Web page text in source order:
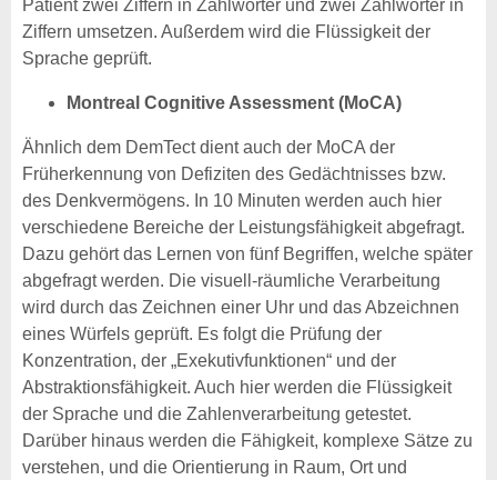
Patient zwei Ziffern in Zahlwörter und zwei Zahlwörter in
Ziffern umsetzen. Außerdem wird die Flüssigkeit der
Sprache geprüft.
Montreal Cognitive Assessment (MoCA)
Ähnlich dem DemTect dient auch der MoCA der
Früherkennung von Defiziten des Gedächtnisses bzw.
des Denkvermögens. In 10 Minuten werden auch hier
verschiedene Bereiche der Leistungsfähigkeit abgefragt.
Dazu gehört das Lernen von fünf Begriffen, welche später
abgefragt werden. Die visuell-räumliche Verarbeitung
wird durch das Zeichnen einer Uhr und das Abzeichnen
eines Würfels geprüft. Es folgt die Prüfung der
Konzentration, der „Exekutivfunktionen“ und der
Abstraktionsfähigkeit. Auch hier werden die Flüssigkeit
der Sprache und die Zahlenverarbeitung getestet.
Darüber hinaus werden die Fähigkeit, komplexe Sätze zu
verstehen, und die Orientierung in Raum, Ort und